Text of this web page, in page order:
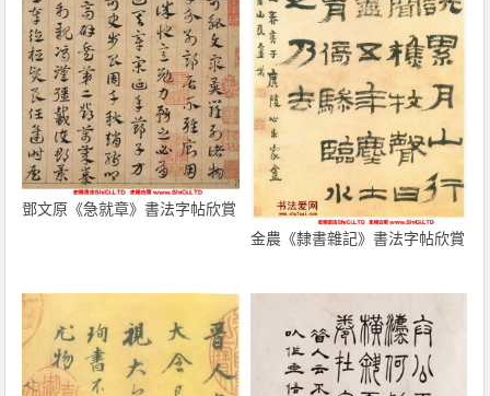
鄧文原《急就章》書法字帖欣賞
金農《隸書雜記》書法字帖欣賞